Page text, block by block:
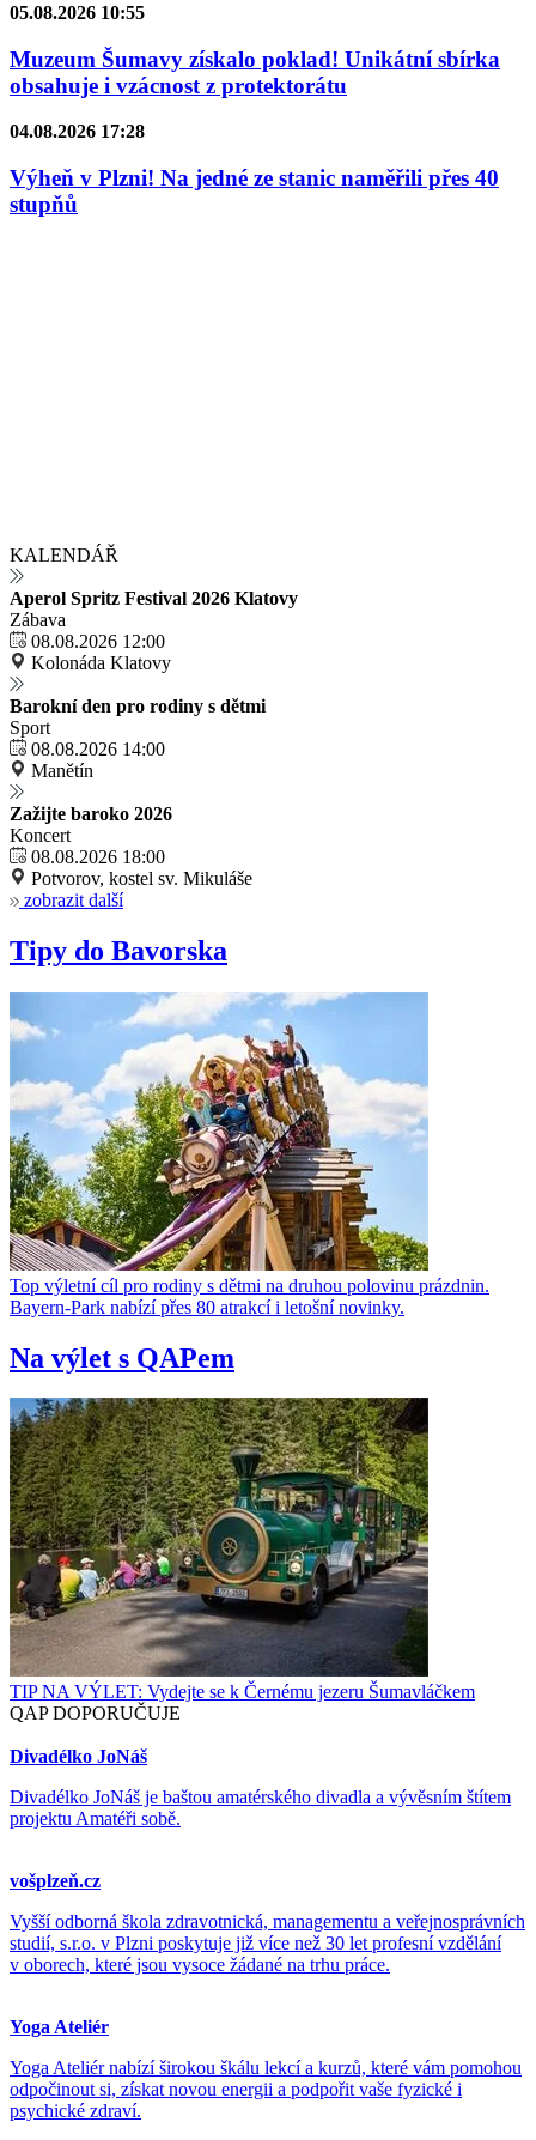
05.08.2026 10:55
Muzeum Šumavy získalo poklad! Unikátní sbírka
obsahuje i vzácnost z protektorátu
04.08.2026 17:28
Výheň v Plzni! Na jedné ze stanic naměřili přes 40
stupňů
KALENDÁŘ
Aperol Spritz Festival 2026 Klatovy
Zábava
08.08.2026 12:00
Kolonáda Klatovy
Barokní den pro rodiny s dětmi
Sport
08.08.2026 14:00
Manětín
Zažijte baroko 2026
Koncert
08.08.2026 18:00
Potvorov, kostel sv. Mikuláše
zobrazit další
Tipy do Bavorska
Top výletní cíl pro rodiny s dětmi na druhou polovinu prázdnin.
Bayern-Park nabízí přes 80 atrakcí i letošní novinky.
Na výlet s QAPem
TIP NA VÝLET: Vydejte se k Černému jezeru Šumavláčkem
QAP DOPORUČUJE
Divadélko JoNáš
Divadélko JoNáš je baštou amatérského divadla a vývěsním štítem
projektu Amatéři sobě.
vošplzeň.cz
Vyšší odborná škola zdravotnická, managementu a veřejnosprávních
studií, s.r.o. v Plzni poskytuje již více než 30 let profesní vzdělání
v oborech, které jsou vysoce žádané na trhu práce.
Yoga Ateliér
Yoga Ateliér nabízí širokou škálu lekcí a kurzů, které vám pomohou
odpočinout si, získat novou energii a podpořit vaše fyzické i
psychické zdraví.